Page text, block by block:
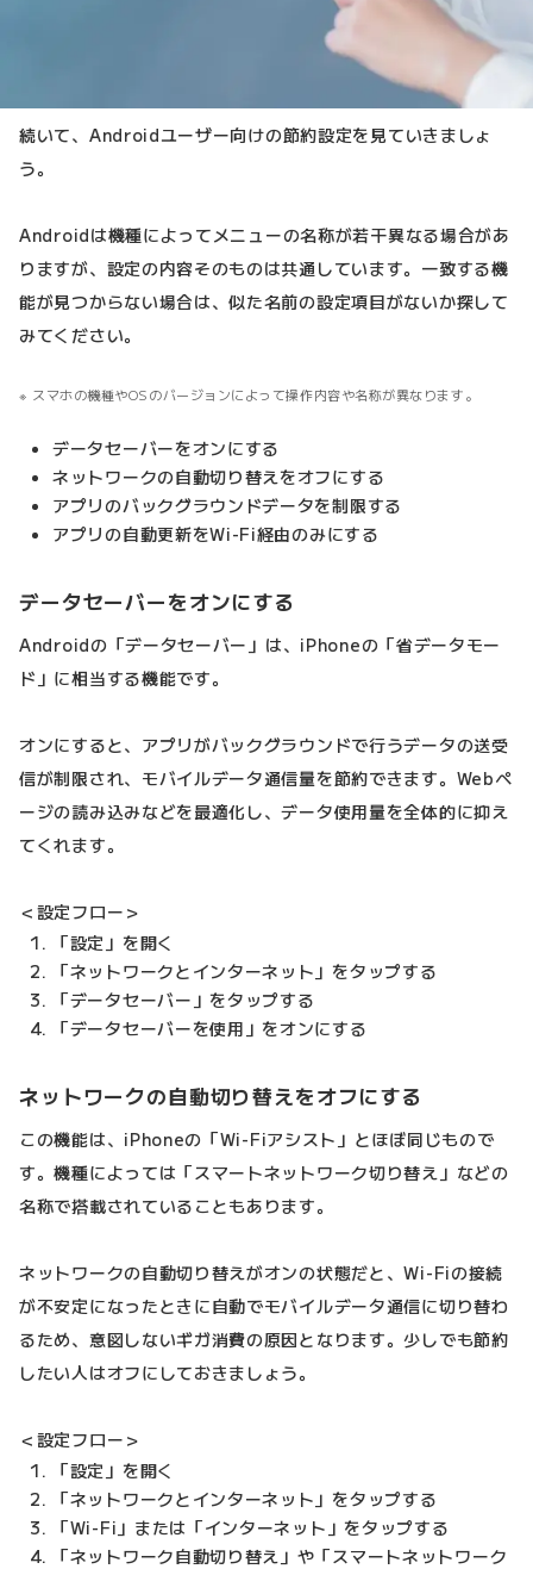
続いて、Androidユーザー向けの節約設定を見ていきましょ
う。
Androidは機種によってメニューの名称が若干異なる場合があ
りますが、設定の内容そのものは共通しています。一致する機
能が見つからない場合は、似た名前の設定項目がないか探して
みてください。
スマホの機種やOSのバージョンによって操作内容や名称が異なります。
データセーバーをオンにする
ネットワークの自動切り替えをオフにする
アプリのバックグラウンドデータを制限する
アプリの自動更新をWi-Fi経由のみにする
データセーバーをオンにする
Androidの「データセーバー」は、iPhoneの「省データモー
ド」に相当する機能です。
オンにすると、アプリがバックグラウンドで行うデータの送受
信が制限され、モバイルデータ通信量を節約できます。Webペ
ージの読み込みなどを最適化し、データ使用量を全体的に抑え
てくれます。
＜設定フロー＞
「設定」を開く
「ネットワークとインターネット」をタップする
「データセーバー」をタップする
「データセーバーを使用」をオンにする
ネットワークの自動切り替えをオフにする
この機能は、iPhoneの「Wi-Fiアシスト」とほぼ同じもので
す。機種によっては「スマートネットワーク切り替え」などの
名称で搭載されていることもあります。
ネットワークの自動切り替えがオンの状態だと、Wi-Fiの接続
が不安定になったときに自動でモバイルデータ通信に切り替わ
るため、意図しないギガ消費の原因となります。少しでも節約
したい人はオフにしておきましょう。
＜設定フロー＞
「設定」を開く
「ネットワークとインターネット」をタップする
「Wi-Fi」または「インターネット」をタップする
「ネットワーク自動切り替え」や「スマートネットワーク